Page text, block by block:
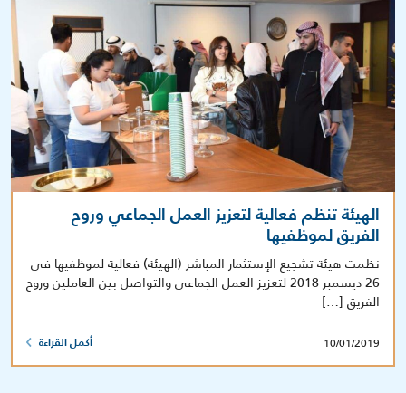
الهيئة تنظم فعالية لتعزيز العمل الجماعي وروح
الفريق لموظفيها
نظمت هيئة تشجيع الإستثمار المباشر (الهيئة) فعالية لموظفيها في
26 ديسمبر 2018 لتعزيز العمل الجماعي والتواصل بين العاملين وروح
الفريق […]
10/01/2019 أكمل القراءة